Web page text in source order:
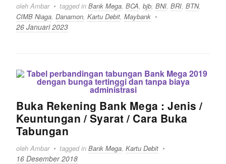
oleh Ambar tagged in Bank Mega, BCA, bjb, BNI, BRI, BTN,
CIMB Niaga, Danamon, Kartu Debit, Maybank
26 Januari 2023
Buka Rekening Bank Mega : Jenis /
Keuntungan / Syarat / Cara Buka
Tabungan
oleh Ambar tagged in Bank Mega, Kartu Debit
16 Desember 2018